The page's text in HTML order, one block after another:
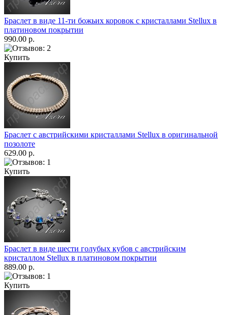
Браслет в виде 11-ти божьих коровок с кристаллами Stellux в
платиновом покрытии
990.00 р.
Купить
Браслет с австрийскими кристаллами Stellux в оригинальной
позолоте
629.00 р.
Купить
Браслет в виде шести голубых кубов с австрийским
кристаллом Stellux в платиновом покрытии
889.00 р.
Купить